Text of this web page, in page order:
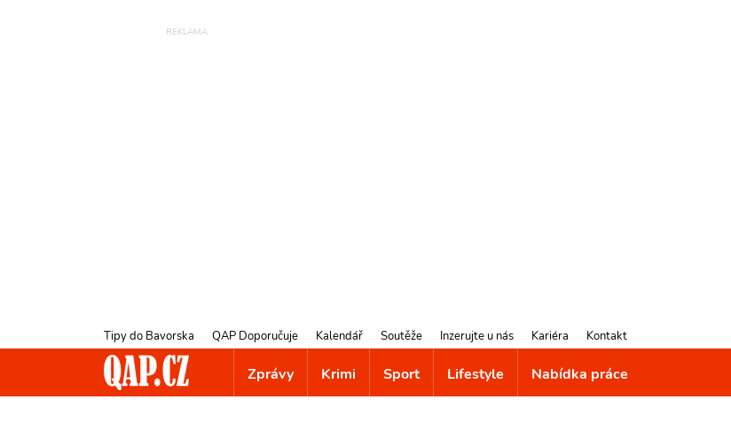
Tipy do Bavorska QAP Doporučuje Kalendář Soutěže Inzerujte u nás Kariéra Kontakt
Zprávy Krimi Sport Lifestyle Nabídka práce